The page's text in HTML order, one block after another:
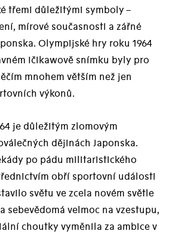
třemi důležitými symboly –
mírové současnosti a zářné
Olympijské hry roku 1964
Ičikawově snímku byly pro
mnohem větším než jen
výkonů.
je důležitým zlomovým
dějinách Japonska.
po pádu militaristického
obří sportovní události
světu ve zcela novém světle
sebevědomá velmoc na vzestupu,
choutky vyměnila za ambice v